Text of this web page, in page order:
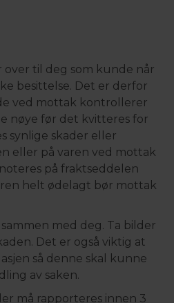
over til deg som kunde når
besittelse. Det er derfor
ved mottak kontrollerer
nøye før det kvitteres for
synlige skader eller
eller på varen ved mottak
på fraktseddelen
helt ødelagt bør mottak
med deg. Ta bilder
Det er også viktig at
så denne skal kunne
av saken.
må rapporteres innen 3